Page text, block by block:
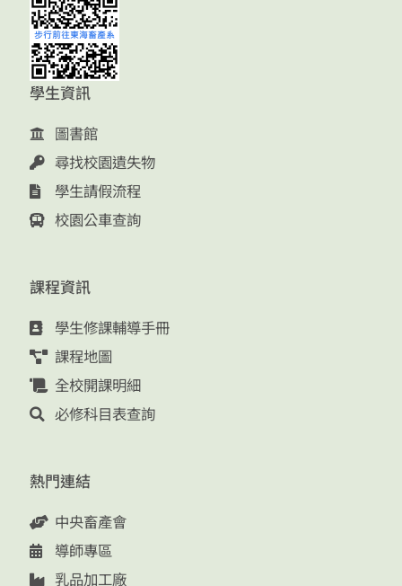
學生資訊
圖書館
尋找校園遺失物
學生請假流程
校園公車查詢
課程資訊
學生修課輔導手冊
課程地圖
全校開課明細
必修科目表查詢
熱門連結
中央畜產會
導師專區
乳品加工廠